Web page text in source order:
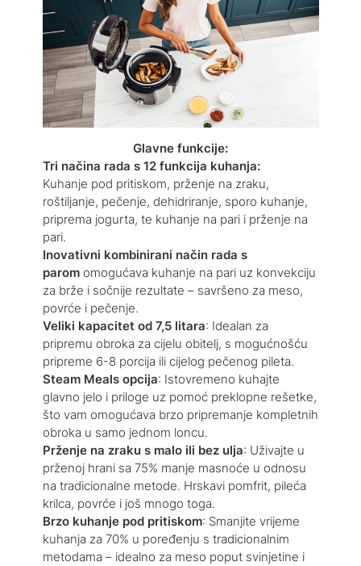
Glavne funkcije:
Tri načina rada s 12 funkcija kuhanja:
Kuhanje pod pritiskom, prženje na zraku,
roštiljanje, pečenje, dehidriranje, sporo kuhanje,
priprema jogurta, te kuhanje na pari i prženje na
pari.
Inovativni kombinirani način rada s
paromomogućava kuhanje na pari uz konvekciju
za brže i sočnije rezultate – savršeno za meso,
povrće i pečenje.
Veliki kapacitet od 7,5 litara: Idealan za
pripremu obroka za cijelu obitelj, s mogućnošću
pripreme 6-8 porcija ili cijelog pečenog pileta.
Steam Meals opcija: Istovremeno kuhajte
glavno jelo i priloge uz pomoć preklopne rešetke,
što vam omogućava brzo pripremanje kompletnih
obroka u samo jednom loncu.
Prženje na zraku s malo ili bez ulja: Uživajte u
prženoj hrani sa 75% manje masnoće u odnosu
na tradicionalne metode. Hrskavi pomfrit, pileća
krilca, povrće i još mnogo toga.
Brzo kuhanje pod pritiskom: Smanjite vrijeme
kuhanja za 70% u poređenju s tradicionalnim
metodama – idealno za meso poput svinjetine i